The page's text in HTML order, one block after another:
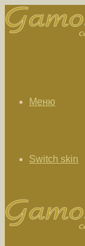
Меню
Switch skin